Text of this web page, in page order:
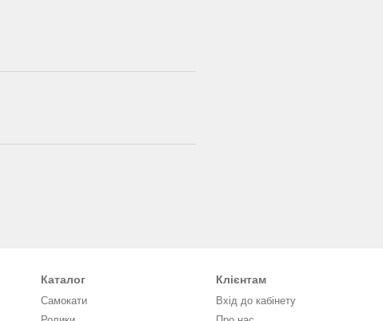
Каталог
Самокати
Клієнтам
Вхід до кабінету